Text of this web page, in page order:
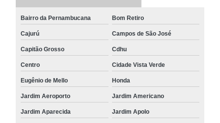
Bairro da Pernambucana Bom Retiro
Cajurú Campos de São José
Capitão Grosso Cdhu
Centro Cidade Vista Verde
Eugênio de Mello Honda
Jardim Aeroporto Jardim Americano
Jardim Aparecida Jardim Apolo